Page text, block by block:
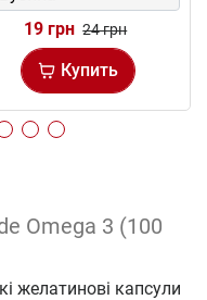
19 грн 24 грн
Купить
Omega 3 (100
желатинові капсули